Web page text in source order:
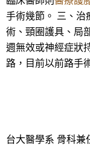
手術幾節。 三、治
術、頸圈護具、局
週無效或神經症狀
路，目前以前路手
台大醫學系 骨科兼